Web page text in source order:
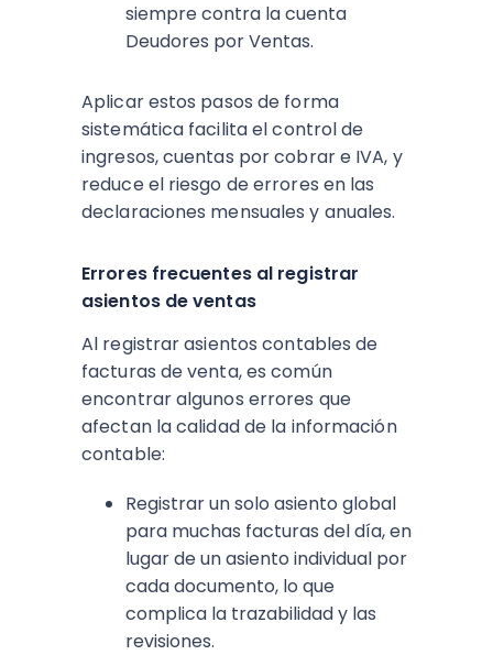
siempre contra la cuenta
Deudores por Ventas.​​
Aplicar estos pasos de forma
sistemática facilita el control de
ingresos, cuentas por cobrar e IVA, y
reduce el riesgo de errores en las
declaraciones mensuales y anuales.
Errores frecuentes al registrar
asientos de ventas
Al registrar asientos contables de
facturas de venta, es común
encontrar algunos errores que
afectan la calidad de la información
contable:
Registrar un solo asiento global
para muchas facturas del día, en
lugar de un asiento individual por
cada documento, lo que
complica la trazabilidad y las
revisiones.​